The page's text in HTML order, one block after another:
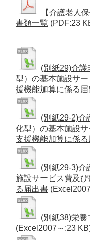
【介護老人
書類一覧 (PDF:23
(別紙29)介
型）の基本施設サ
援機能加算に係る
(別紙29-2)介
化型）の基本施設
支援機能加算に係
(別紙29-3)介
施設サービス費及
る届出書
(別紙38)栄
(Excel2007～:23